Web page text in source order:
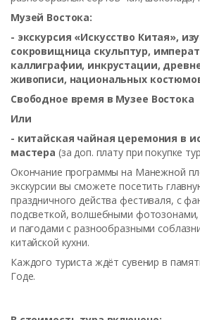
Музей Востока:
- экскурсия «Искусство Китая»,
сокровищница скульптур,
каллиграфии, инкрустации,
живописи, национальных
Свободное время в Музее Востока
Или
- китайская чайная церемония в
мастера (за доп. плату при покупке
Окончание программы на Манежной
экскурсии вы сможете посетить
праздничного действа фестиваля, с
подсветкой, волшебными
и пагодами с разнообразными
китайской кухни.
Каждого туриста ждёт сувенир в
Годе.